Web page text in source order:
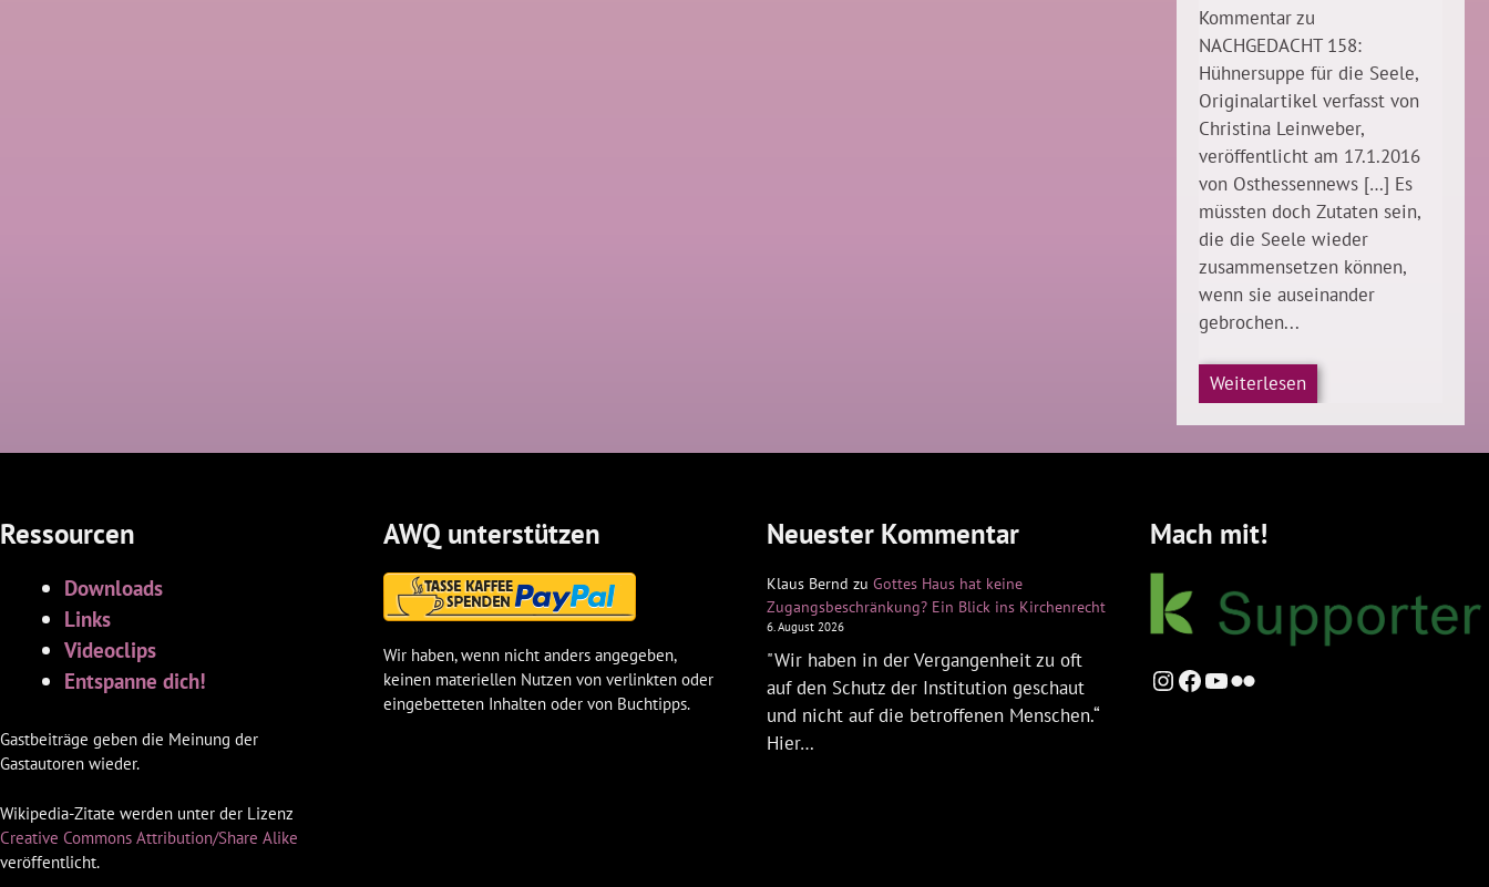
Kommentar zu
NACHGEDACHT 158:
Hühnersuppe für die Seele,
Originalartikel verfasst von
Christina Leinweber,
veröffentlicht am 17.1.2016
von Osthessennews […] Es
müssten doch Zutaten sein,
die die Seele wieder
zusammensetzen können,
wenn sie auseinander
gebrochen...
Weiterlesen
Ressourcen
Downloads
Links
Videoclips
Entspanne dich!
Gastbeiträge geben die Meinung der
Gastautoren wieder.
Wikipedia-Zitate werden unter der Lizenz
Creative Commons Attribution/Share Alike
veröffentlicht.
AWQ unterstützen
Wir haben, wenn nicht anders angegeben,
keinen materiellen Nutzen von verlinkten oder
eingebetteten Inhalten oder von Buchtipps.
Neuester Kommentar
Klaus Bernd zu Gottes Haus hat keine
Zugangsbeschränkung? Ein Blick ins Kirchenrecht
6. August 2026
"Wir haben in der Vergangenheit zu oft
auf den Schutz der Institution geschaut
und nicht auf die betroffenen Menschen.“
Hier…
Mach mit!
Instagram
Facebook
YouTube
Flickr